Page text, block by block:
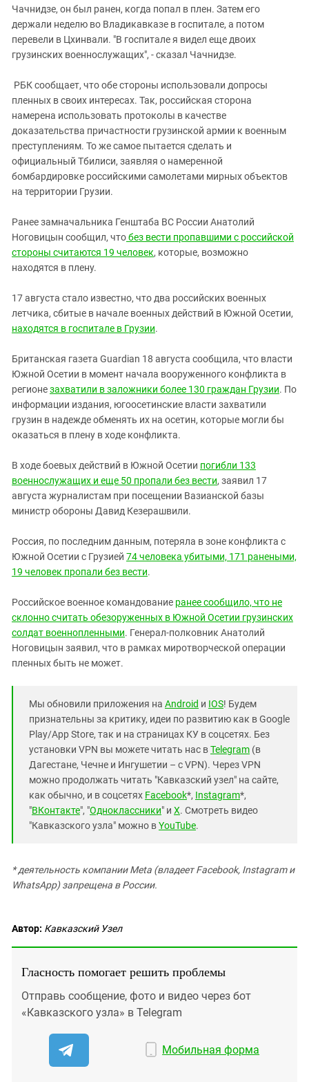
Чачнидзе, он был ранен, когда попал в плен. Затем его
держали неделю во Владикавказе в госпитале, а потом
перевели в Цхинвали. "В госпитале я видел еще двоих
грузинских военнослужащих", - сказал Чачнидзе.
РБК сообщает, что обе стороны использовали допросы
пленных в своих интересах. Так, российская сторона
намерена использовать протоколы в качестве
доказательства причастности грузинской армии к военным
преступлениям. То же самое пытается сделать и
официальный Тбилиси, заявляя о намеренной
бомбардировке российскими самолетами мирных объектов
на территории Грузии.
Ранее замначальника Генштаба ВС России Анатолий
Ноговицын сообщил, чтобез вести пропавшими с российской
стороны считаются 19 человек, которые, возможно
находятся в плену.
17 августа стало известно, что два российских военных
летчика, сбитые в начале военных действий в Южной Осетии,
находятся в госпитале в Грузии.
Британская газета Guardian 18 августа сообщила, что власти
Южной Осетии в момент начала вооруженного конфликта в
регионезахватили в заложники более 130 граждан Грузии. По
информации издания, югоосетинские власти захватили
грузин в надежде обменять их на осетин, которые могли бы
оказаться в плену в ходе конфликта.
В ходе боевых действий в Южной Осетии погибли 133
военнослужащих и еще 50 пропали без вести, заявил 17
августа журналистам при посещении Вазианской базы
министр обороны Давид Кезерашвили.
Россия, по последним данным, потеряла в зоне конфликта с
Южной Осетии с Грузией 74 человека убитыми, 171 ранеными,
19 человек пропали без вести.
Российское военное командование ранее сообщило, что не
склонно считать обезоруженных в Южной Осетии грузинских
солдат военнопленными. Генерал-полковник Анатолий
Ноговицын заявил, что в рамках миротворческой операции
пленных быть не может.
Мы обновили приложения на Android и IOS! Будем
признательны за критику, идеи по развитию как в Google
Play/App Store, так и на страницах КУ в соцсетях. Без
установки VPN вы можете читать нас вTelegram (в
Дагестане, Чечне и Ингушетии – с VPN). Через VPN
можно продолжать читать "Кавказский узел" на сайте,
как обычно, и в соцсетях Facebook*, Instagram*,
"ВКонтакте", "Одноклассники" и X. Смотреть видео
"Кавказского узла" можно вYouTube.
* деятельность компании Meta (владеет Facebook, Instagram и
WhatsApp) запрещена в России.
Автор: Кавказский Узел
Гласность помогает решить проблемы
Отправь сообщение, фото и видео через бот
«Кавказского узла» в Telegram
Мобильная форма